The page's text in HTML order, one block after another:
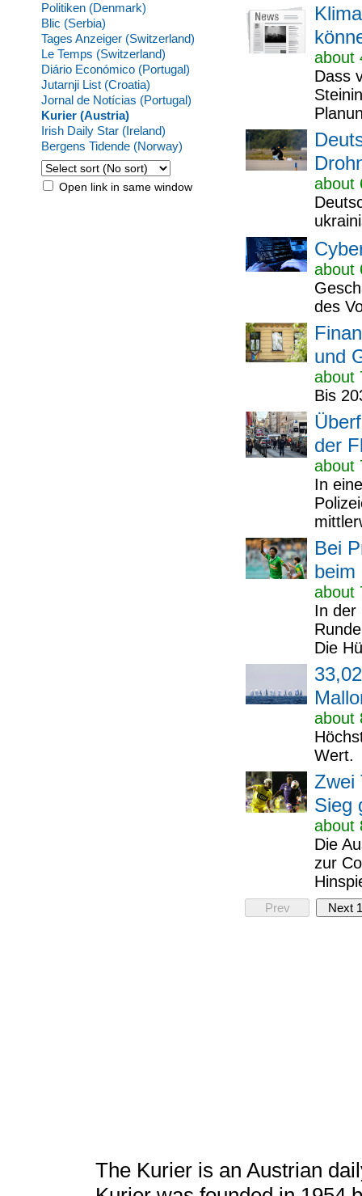
Politiken (Denmark)
Blic (Serbia)
Tages Anzeiger (Switzerland)
Le Temps (Switzerland)
Diário Económico (Portugal)
Jutarnji List (Croatia)
Jornal de Notícias (Portugal)
Kurier (Austria)
Irish Daily Star (Ireland)
Bergens Tidende (Norway)
Open link in same window
about
Dass
about
about
des
und
about
Bis
der
about
In
Bei
beim
about
In der
Die
about
Wert.
Zwei
Sieg
about
Die
zur
Prev Next
The Kurier is an Austrian